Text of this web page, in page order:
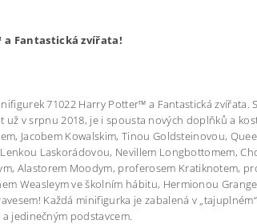
a Fantastická zvířata!
71022 Harry Potter™ a Fantastická zvířata.
v srpnu 2018, je i spousta nových doplňků a
Jacobem Kowalskim, Tinou Goldsteinovou,
Laskorádovou, Nevillem Longbottomem,
Alastorem Moodym, proferosem Kratiknotem,
Weasleym ve školním hábitu, Hermionou
Každá minifigurka je zabalená v
jedinečným podstavcem.